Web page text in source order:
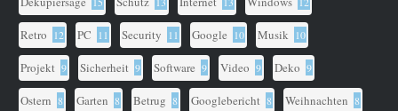
Retro 12 PC 11 Security 11 Google 10 Musik 10
Projekt 9 Sicherheit 9 Software 9 Video 9 Deko 9
Ostern 8 Garten 8 Betrug 8 Googlebericht 8 Weihnachten 8